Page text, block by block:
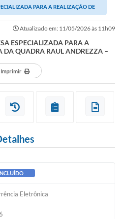
PARA A REALIZAÇÃO DE
Atualizado em: 11/05/2026 às 11h09
ESPECIALIZADA PARA A
DA QUADRA RAUL ANDREZZA –
Imprimir
Eletrônica